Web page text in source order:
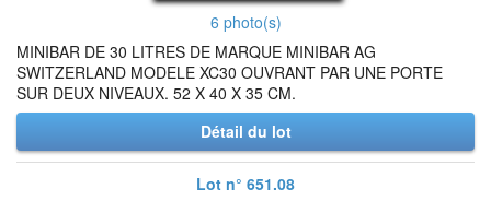
6 photo(s)
MINIBAR DE 30 LITRES DE MARQUE MINIBAR AG
SWITZERLAND MODELE XC30 OUVRANT PAR UNE PORTE
SUR DEUX NIVEAUX. 52 X 40 X 35 CM.
Détail du lot
Lot n° 651.08